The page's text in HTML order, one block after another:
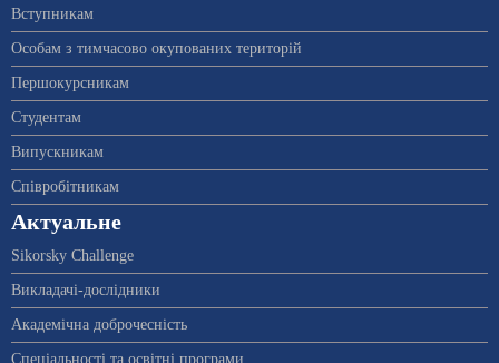
Вступникам
Особам з тимчасово окупованих територій
Першокурсникам
Студентам
Випускникам
Співробітникам
Актуальне
Sikorsky Challenge
Викладачі-дослідники
Академічна доброчесність
Спеціальності та освітні програми